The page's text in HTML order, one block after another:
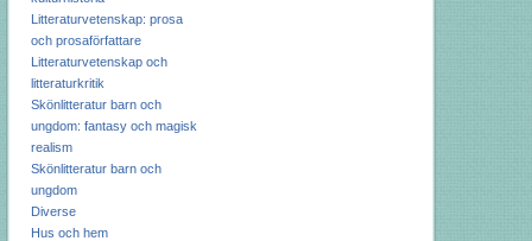
Litteraturvetenskap: prosa
och prosaförfattare
Litteraturvetenskap och
litteraturkritik
Skönlitteratur barn och
ungdom: fantasy och magisk
realism
Skönlitteratur barn och
ungdom
Diverse
Hus och hem